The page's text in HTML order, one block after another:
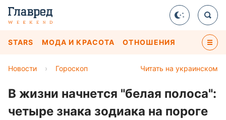
STARS МОДА И КРАСОТА ОТНОШЕНИЯ
Читать на украинском
Новости › Гороскоп
В жизни начнется "белая полоса":
четыре знака зодиака на пороге